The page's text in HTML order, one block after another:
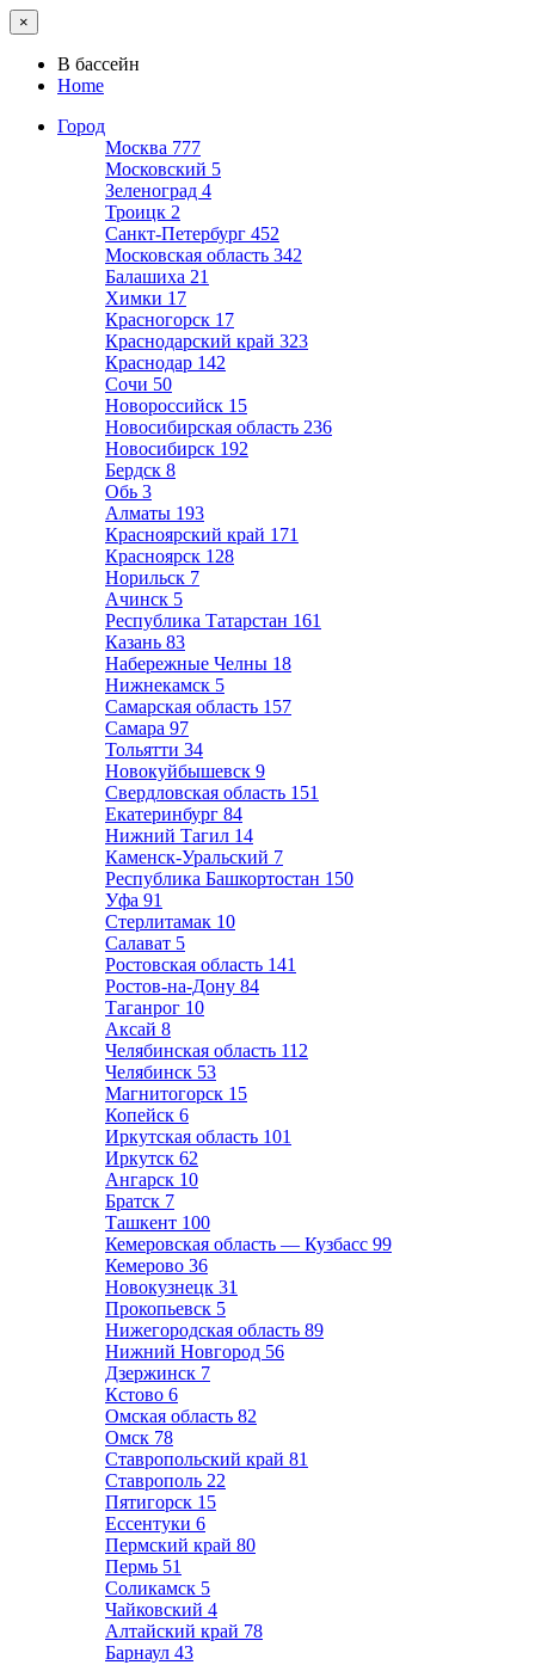
×
В бассейн
Home
Город
Москва 777
Московский 5
Зеленоград 4
Троицк 2
Санкт-Петербург 452
Московская область 342
Балашиха 21
Химки 17
Красногорск 17
Краснодарский край 323
Краснодар 142
Сочи 50
Новороссийск 15
Новосибирская область 236
Новосибирск 192
Бердск 8
Обь 3
Алматы 193
Красноярский край 171
Красноярск 128
Норильск 7
Ачинск 5
Республика Татарстан 161
Казань 83
Набережные Челны 18
Нижнекамск 5
Самарская область 157
Самара 97
Тольятти 34
Новокуйбышевск 9
Свердловская область 151
Екатеринбург 84
Нижний Тагил 14
Каменск-Уральский 7
Республика Башкортостан 150
Уфа 91
Стерлитамак 10
Салават 5
Ростовская область 141
Ростов-на-Дону 84
Таганрог 10
Аксай 8
Челябинская область 112
Челябинск 53
Магнитогорск 15
Копейск 6
Иркутская область 101
Иркутск 62
Ангарск 10
Братск 7
Ташкент 100
Кемеровская область — Кузбасс 99
Кемерово 36
Новокузнецк 31
Прокопьевск 5
Нижегородская область 89
Нижний Новгород 56
Дзержинск 7
Кстово 6
Омская область 82
Омск 78
Ставропольский край 81
Ставрополь 22
Пятигорск 15
Ессентуки 6
Пермский край 80
Пермь 51
Соликамск 5
Чайковский 4
Алтайский край 78
Барнаул 43